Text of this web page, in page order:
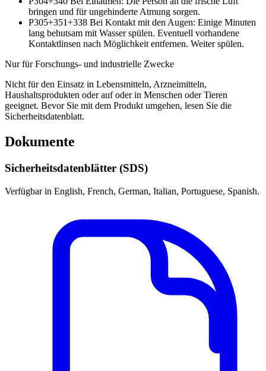
bringen und für ungehinderte Atmung sorgen.
P305+351+338 Bei Kontakt mit den Augen: Einige Minuten
lang behutsam mit Wasser spülen. Eventuell vorhandene
Kontaktlinsen nach Möglichkeit entfernen. Weiter spülen.
Nur für Forschungs- und industrielle Zwecke
Nicht für den Einsatz in Lebensmitteln, Arzneimitteln,
Haushaltsprodukten oder auf oder in Menschen oder Tieren
geeignet. Bevor Sie mit dem Produkt umgehen, lesen Sie die
Sicherheitsdatenblatt.
Dokumente
Sicherheitsdatenblätter (SDS)
Verfügbar in English, French, German, Italian, Portuguese, Spanish.